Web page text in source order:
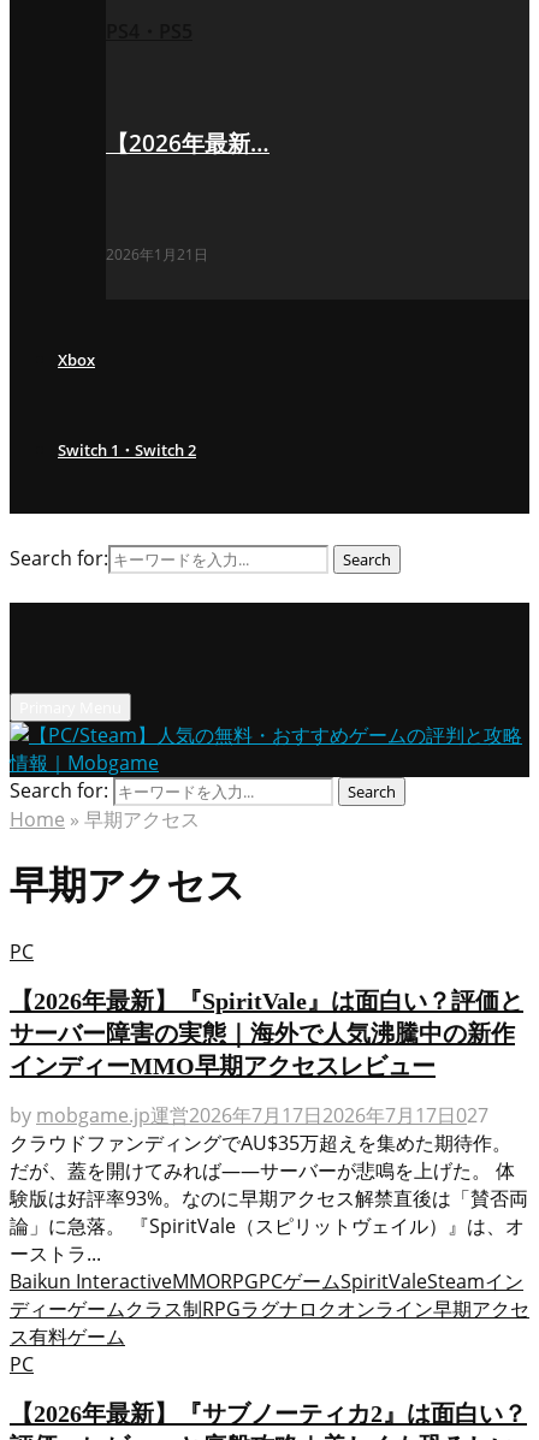
【2026年最新…
2026年1月21日
Xbox
Switch 1・Switch 2
Search for: Search
Search for: Search
Home » 早期アクセス
早期アクセス
PC
【2026年最新】『SpiritVale』は面白い？評価と
サーバー障害の実態｜海外で人気沸騰中の新作
インディーMMO早期アクセスレビュー
by mobgame.jp運営2026年7月17日2026年7月17日027
クラウドファンディングでAU$35万超えを集めた期待作。
だが、蓋を開けてみれば――サーバーが悲鳴を上げた。 体
験版は好評率93%。なのに早期アクセス解禁直後は「賛否両
論」に急落。 『SpiritVale（スピリットヴェイル）』は、オ
ーストラ...
Baikun InteractiveMMORPGPCゲームSpiritValeSteamイン
ディーゲームクラス制RPGラグナロクオンライン早期アクセ
ス有料ゲーム
PC
【2026年最新】『サブノーティカ2』は面白い？